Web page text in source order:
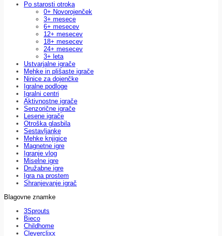
Po starosti otroka
0+ Novorojenček
3+ mesece
6+ mesecev
12+ mesecev
18+ mesecev
24+ mesecev
3+ leta
Ustvarjalne igrače
Mehke in plišaste igrače
Ninice za dojenčke
Igralne podloge
Igralni centri
Aktivnostne igrače
Senzorične igrače
Lesene igrače
Otroška glasbila
Sestavljanke
Mehke knjigice
Magnetne igre
Igranje vlog
Miselne igre
Družabne igre
Igra na prostem
Shranjevanje igrač
Blagovne znamke
3Sprouts
Bieco
Childhome
Cleverclixx